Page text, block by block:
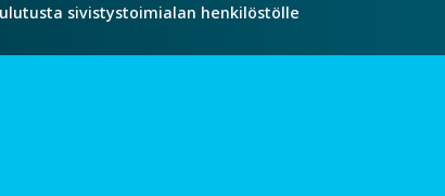
sivistystoimialan henkilöstölle